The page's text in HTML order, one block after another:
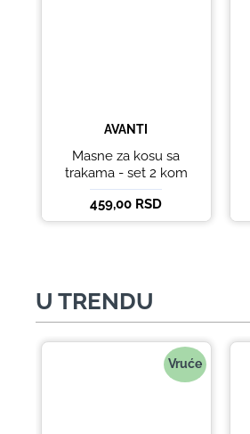
AVANTI
Masne za kosu sa
trakama - set 2 kom
459,00 RSD
U TRENDU
Vruće